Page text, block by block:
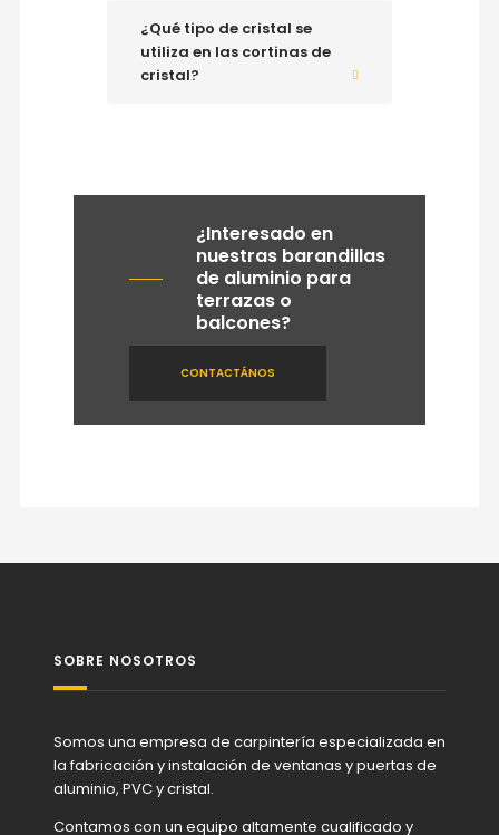
¿Qué tipo de cristal se
utiliza en las cortinas de
cristal?
¿Interesado en
nuestras barandillas
de aluminio para
terrazas o
balcones?
CONTACTÁNOS
SOBRE NOSOTROS
Somos una empresa de carpintería especializada en
la fabricación y instalación de ventanas y puertas de
aluminio, PVC y cristal.
Contamos con un equipo altamente cualificado y